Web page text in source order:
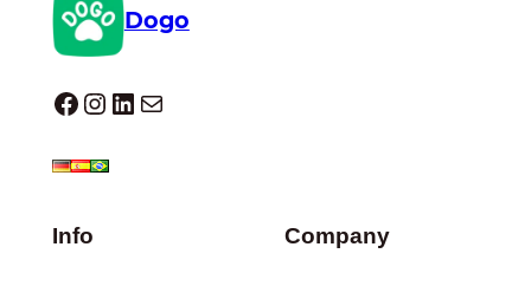
Dogo
Dogo facebook InstagramLinkedIn E-mail
Info Company